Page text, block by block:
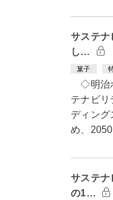
サステ
し…
菓子
◇明治
テナビ
ディング
め、
サステ
の1…